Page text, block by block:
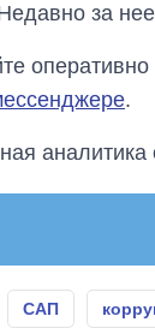
за
.
САП